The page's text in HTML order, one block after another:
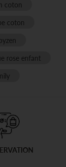
coton
coton
rose enfant